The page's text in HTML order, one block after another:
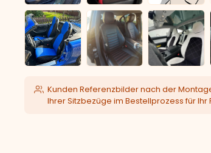
Kunden Referenzbilder nach der
Ihrer Sitzbezüge im Bestellprozess für